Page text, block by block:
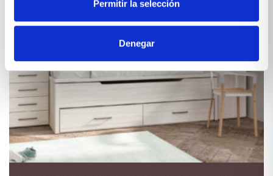
Permitir la selección
Denegar